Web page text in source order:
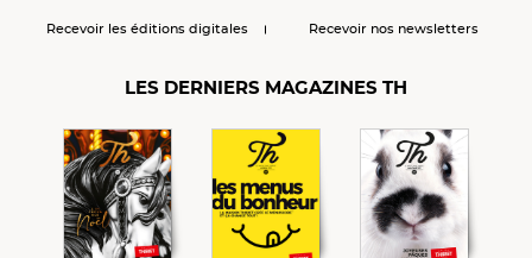
Recevoir les éditions digitales Recevoir nos newsletters
LES DERNIERS MAGAZINES TH